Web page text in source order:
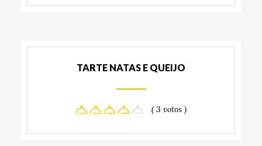
TARTE NATAS E QUEIJO
( 3 votos )